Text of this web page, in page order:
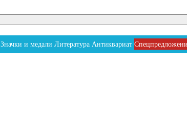
Значки и медали Литература Антиквариат